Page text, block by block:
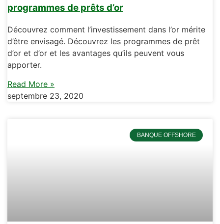
programmes de prêts d’or
Découvrez comment l’investissement dans l’or mérite
d’être envisagé. Découvrez les programmes de prêt
d’or et d’or et les avantages qu’ils peuvent vous
apporter.
Read More »
septembre 23, 2020
BANQUE OFFSHORE